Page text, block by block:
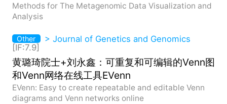
Methods for The Metagenomic Data Visualization and
Analysis
Other
> Journal of Genetics and Genomics
[IF:7.9]
黄璐琦院士+刘永鑫：可重复和可编辑的Venn图
和Venn网络在线工具EVenn
EVenn: Easy to create repeatable and editable Venn
diagrams and Venn networks online